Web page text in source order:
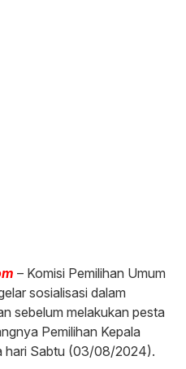
– Komisi Pemilihan Umum
sosialisasi dalam
sebelum melakukan pesta
Pemilihan Kepala
hari Sabtu (03/08/2024).